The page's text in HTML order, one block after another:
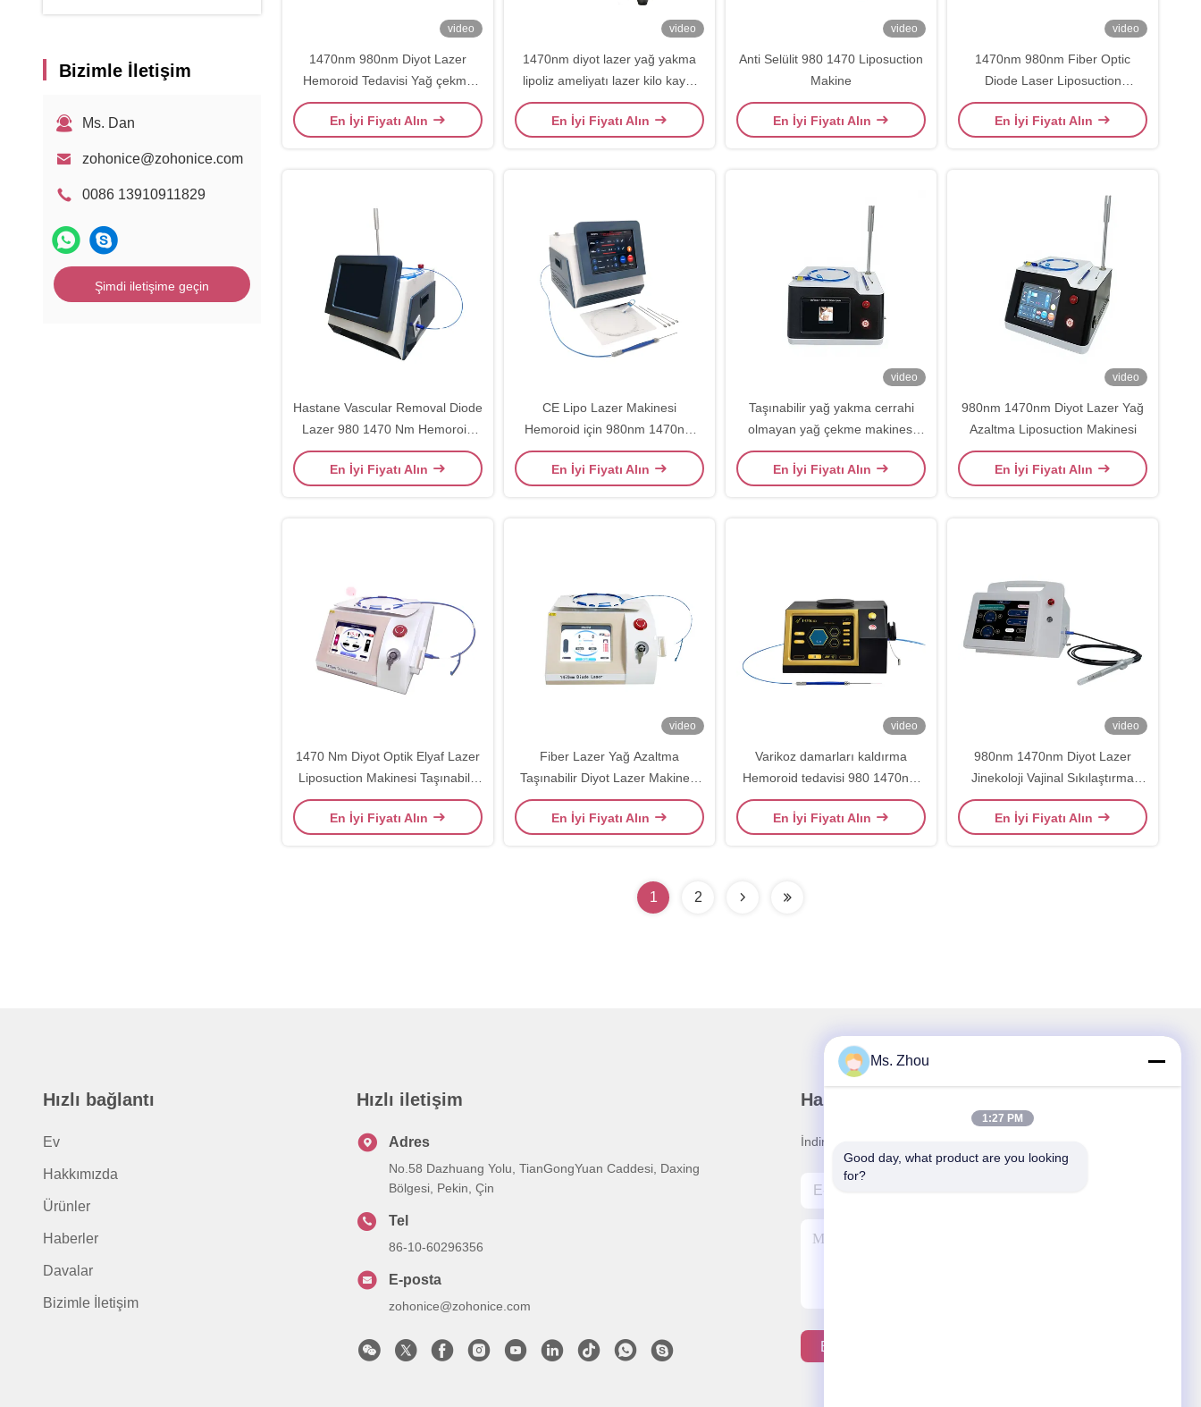
Bizimle İletişim
Ms. Dan
zohonice@zohonice.com
0086 13910911829
Şimdi iletişime geçin
video
1470nm 980nm Diyot Lazer
Hemoroid Tedavisi Yağ çekme
vücut zayıflatma makinesi
En İyi Fiyatı Alın
video
1470nm diyot lazer yağ yakma
lipoliz ameliyatı lazer kilo kaybı
makinesi
En İyi Fiyatı Alın
video
Anti Selülit 980 1470 Liposuction
Makine
En İyi Fiyatı Alın
video
1470nm 980nm Fiber Optic
Diode Laser Liposuction
Makinesi
En İyi Fiyatı Alın
Hastane Vascular Removal Diode
Lazer 980 1470 Nm Hemoroid
Makinesi
En İyi Fiyatı Alın
CE Lipo Lazer Makinesi
Hemoroid için 980nm 1470nm
Diyot Lazer
En İyi Fiyatı Alın
video
Taşınabilir yağ yakma cerrahi
olmayan yağ çekme makinesi
980 1470nm Cihaz
En İyi Fiyatı Alın
video
980nm 1470nm Diyot Lazer Yağ
Azaltma Liposuction Makinesi
En İyi Fiyatı Alın
1470 Nm Diyot Optik Elyaf Lazer
Liposuction Makinesi Taşınabilir
Cerrahi olmayan
En İyi Fiyatı Alın
video
Fiber Lazer Yağ Azaltma
Taşınabilir Diyot Lazer Makinesi
980nm 1470nm Optik Lazer
En İyi Fiyatı Alın
video
Varikoz damarları kaldırma
Hemoroid tedavisi 980 1470nm
Cerrahi Diyot Lazer Liposuction
Makinesi
En İyi Fiyatı Alın
video
980nm 1470nm Diyot Lazer
Jinekoloji Vajinal Sıkılaştırma
Ameliyat Lazer
En İyi Fiyatı Alın
1 2
Hızlı bağlantı
Ev
Hakkımızda
Ürünler
Haberler
Davalar
Bizimle İletişim
Hızlı iletişim
Adres
No.58 Dazhuang Yolu, TianGongYuan Caddesi, Daxing
Bölgesi, Pekin, Çin
Tel
86-10-60296356
E-posta
zohonice@zohonice.com
Haber Bültenimiz
İndirimler ve daha fazlası için bültenimize abone olun.
Bizimle İletişim
Ms. Zhou
1:27 PM
Good day, what product are you looking
for?